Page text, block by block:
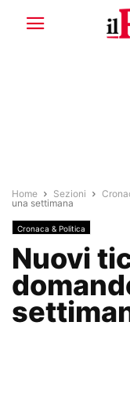
Home Sezioni
una settimana
Cronaca & Politica
Nuovi